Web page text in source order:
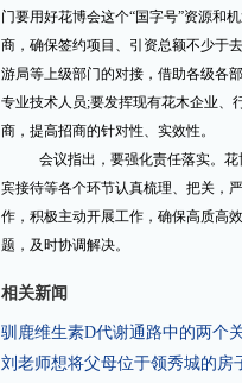
门要用好花博会这个“国字号”资源和
商，确保签约项目、引资总额不少于
游局等上级部门的对接，借助各级各
专业技术人员;要发挥现有花木企业、
商，提高招商的针对性、实效性。
会议指出，要强化责任落实。
宾接待等各个环节认真梳理、把关，
作，积极主动开展工作，确保高质高
题，及时协调解决。
相关新闻
驯鹿维生素D代谢通路中的两个
刘老师想将父母位于领秀城的房